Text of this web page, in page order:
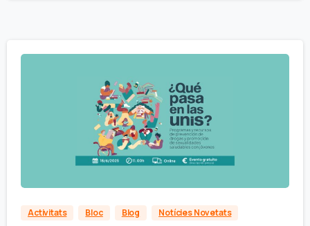
Activitats Bloc Blog Notícies Novetats